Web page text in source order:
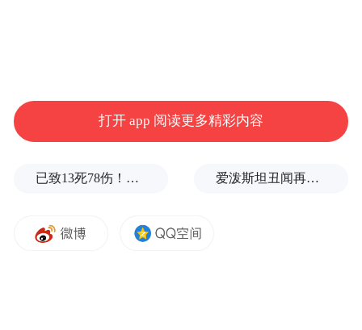
在精心布置的展厅里，诸多珍贵展品令人惊
面平脸，鼻梁很高，眼球微凸，宽口粗颈，
打开 app 阅读更多精彩内容
已致13死78伤！这是乌方对俄本土发动的最致命袭击之一 爱泼斯坦丑闻再曝新线索！美国顶级艺术学校爆70起性侵黑幕，近50名成年人被指控